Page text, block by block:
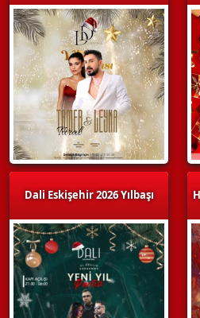
Dali Eskişehir 2026 Yılbaşı